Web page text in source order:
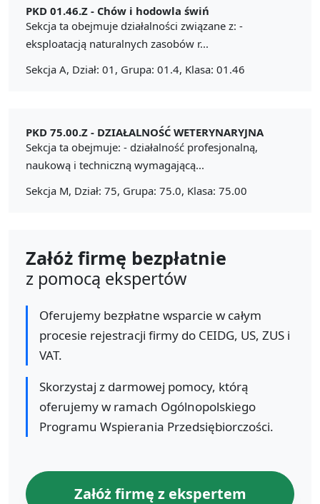
PKD 01.46.Z - Chów i hodowla świń
Sekcja ta obejmuje działalności związane z: -
eksploatacją naturalnych zasobów r...
Sekcja A, Dział: 01, Grupa: 01.4, Klasa: 01.46
PKD 75.00.Z - DZIAŁALNOŚĆ WETERYNARYJNA
Sekcja ta obejmuje: - działalność profesjonalną,
naukową i techniczną wymagającą...
Sekcja M, Dział: 75, Grupa: 75.0, Klasa: 75.00
Załóż firmę bezpłatnie
z pomocą ekspertów
Oferujemy bezpłatne wsparcie w całym
procesie rejestracji firmy do CEIDG, US, ZUS i
VAT.
Skorzystaj z darmowej pomocy, którą
oferujemy w ramach Ogólnopolskiego
Programu Wspierania Przedsiębiorczości.
Załóż firmę z ekspertem